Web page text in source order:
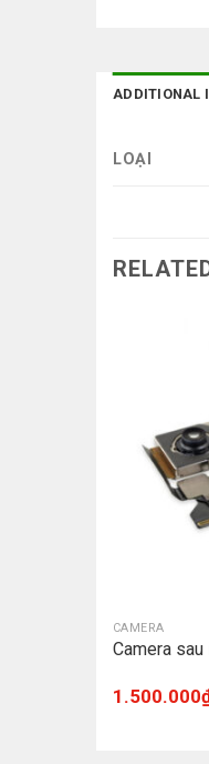
ADDITIONAL
LOẠI
CAMERA
Camera
1.500.000